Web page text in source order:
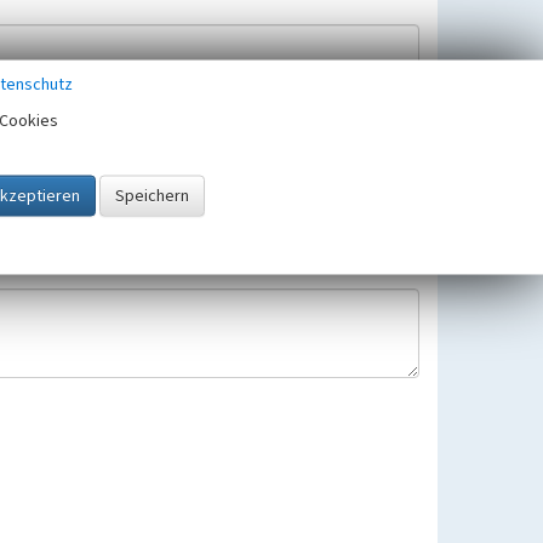
gespeichert und verwendet.
gültigen Europäischen